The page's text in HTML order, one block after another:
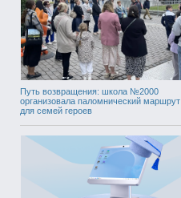
Путь возвращения: школа №2000
организовала паломнический маршрут
для семей героев